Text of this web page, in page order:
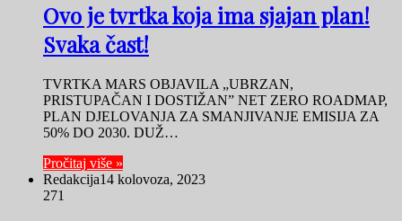
Ovo je tvrtka koja ima sjajan plan!
Svaka čast!
TVRTKA MARS OBJAVILA „UBRZAN,
PRISTUPAČAN I DOSTIŽAN” NET ZERO ROADMAP,
PLAN DJELOVANJA ZA SMANJIVANJE EMISIJA ZA
50% DO 2030. DUŽ…
Pročitaj više »
Redakcija14 kolovoza, 2023
271